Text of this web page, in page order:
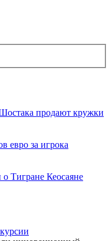
продают кружки
евро за игрока
Тигране Кеосаяне